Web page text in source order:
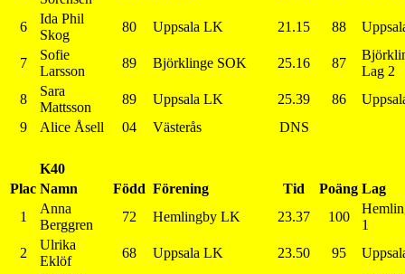
6
Ida Phil
Skog
80 Uppsala LK 21.15 88
7
Sofie
Larsson
89 Björklinge SOK 25.16 87
Lag 2
8
Sara
Mattsson
89 Uppsala LK 25.39 86
9
Alice Åsell 04 Västerås DNS
K40
Plac Namn Född Förening Tid Poäng Lag
1
Anna
Berggren
72 Hemlingby LK 23.37 100
1
2
Ulrika
Eklöf
68 Uppsala LK 23.50 95